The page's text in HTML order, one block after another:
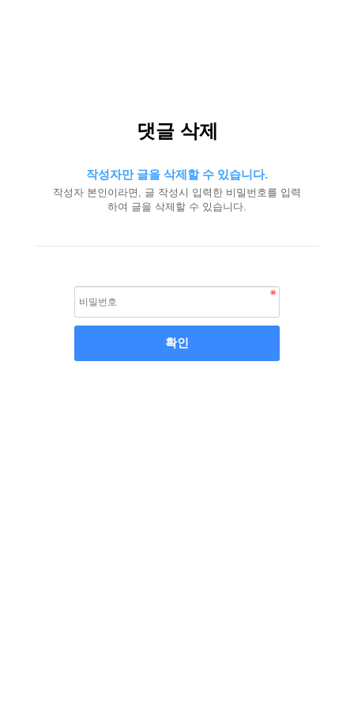
댓글 삭제
작성자만 글을 삭제할 수 있습니다.
작성자 본인이라면, 글 작성시 입력한 비밀번호를 입력
하여 글을 삭제할 수 있습니다.